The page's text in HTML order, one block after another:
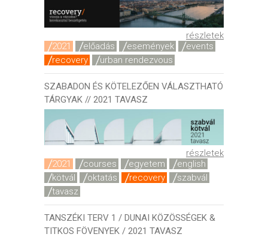
részletek
2021
előadás események
events
recovery
urban rendezvous
SZABADON ÉS KÖTELEZŐEN VÁLASZTHATÓ
TÁRGYAK // 2021 TAVASZ
részletek
2021
courses egyetem
english
kötvál
oktatás recovery
szabvál
tavasz
TANSZÉKI TERV 1 / DUNAI KÖZÖSSÉGEK &
TITKOS FÖVENYEK / 2021 TAVASZ